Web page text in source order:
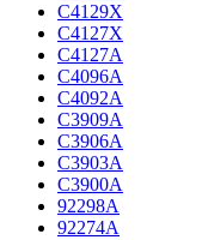
C4129X
C4127X
C4127A
C4096A
C4092A
C3909A
C3906A
C3903A
C3900A
92298A
92274A